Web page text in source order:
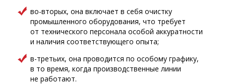
во-вторых, она включает в себя очистку
промышленного оборудования, что требует
от технического персонала особой аккуратности
и наличия соответствующего опыта;
в-третьих, она проводится по особому графику,
в то время, когда производственные линии
не работают.